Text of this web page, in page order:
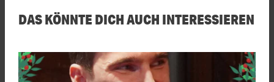
DAS KÖNNTE DICH AUCH INTERESSIEREN